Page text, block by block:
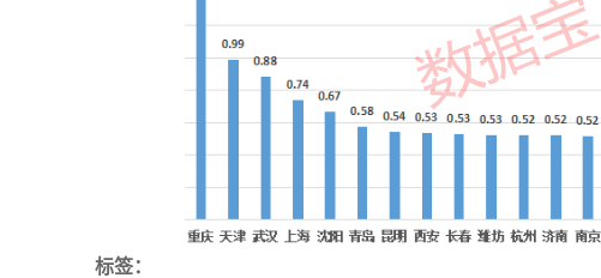
标签：